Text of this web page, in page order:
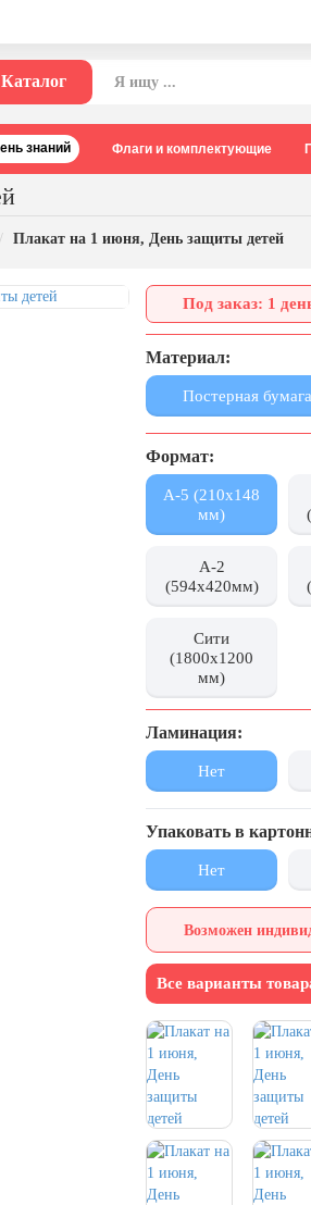
Каталог
знаний Флаги и комплектующие
Плакат на 1 июня, День защиты детей
Под заказ: 1
Материал:
Постерная бумага
Формат:
А-5 (210х148
мм)
А-2
(594x420мм)
Сити
(1800x1200
мм)
Ламинация:
Нет
Упаковать в
Нет
Возможен
Все варианты